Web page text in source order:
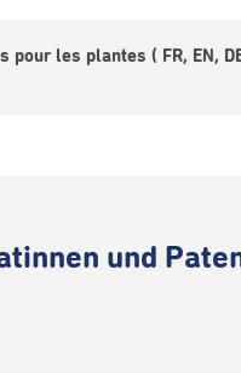
pour les plantes ( FR, EN,
und